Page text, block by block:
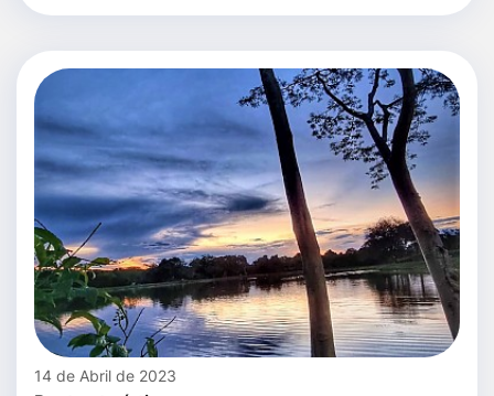
14 de Abril de 2023